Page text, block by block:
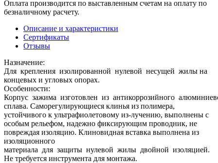
Оплата производится по выставленным счетам на оплату по
безналичному расчету.
Описание и характеристики
Сертификаты
Отзывы
Назначение:
Для крепления изолированной нулевой несущей жилы на
концевых и угловых опорах.
Особенности:
Корпус зажима изготовлен из антикоррозийного
сплава. Саморегулирующиеся клинья из полимера,
устойчивого к ультрафиолетовому из-лучению, выполнены с
особым рельефом, надежно фиксирующим проводник, не
повреждая изоляцию. Клиновидная вставка выполнена из
изоляционного
материала для защиты нулевой жилы двойной изоляцией.
Не требуется инструмента для монтажа.